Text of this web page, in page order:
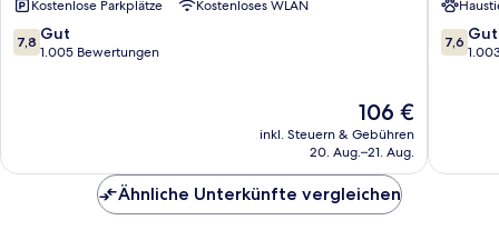
Marsh
Nottingham
Kostenlose Parkplätze
Kostenloses WLAN
7.8
von
7,8 Gut
1.005 Bewertungen
Der
Preis
beträgt
106 €
inkl. Steuern & Gebühren
20. Aug.–21. Aug.
7.6
von
7,6 Gut
Ähnliche Unterkünfte vergleichen